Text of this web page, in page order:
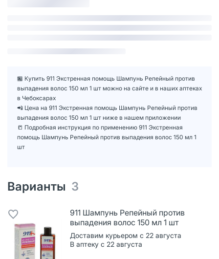
🏪 Купить 911 Экстренная помощь Шампунь Репейный против
выпадения волос 150 мл 1 шт можно на сайте и в наших аптеках
в Чебоксарах
📲 Цена на 911 Экстренная помощь Шампунь Репейный против
выпадения волос 150 мл 1 шт ниже в нашем приложении
📒 Подробная инструкция по применению 911 Экстренная
помощь Шампунь Репейный против выпадения волос 150 мл 1
шт
Варианты 3
911 Шампунь Репейный против
выпадения волос 150 мл 1 шт
Доставим курьером с 22 августа
В аптеку с 22 августа